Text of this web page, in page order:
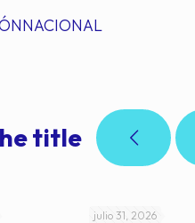
title
julio 31, 2026